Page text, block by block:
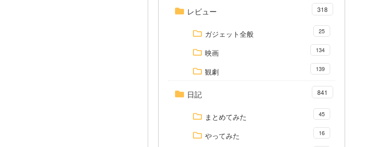
レビュー 318
ガジェット全般 25
映画 134
観劇 139
日記 841
まとめてみた 45
やってみた 16